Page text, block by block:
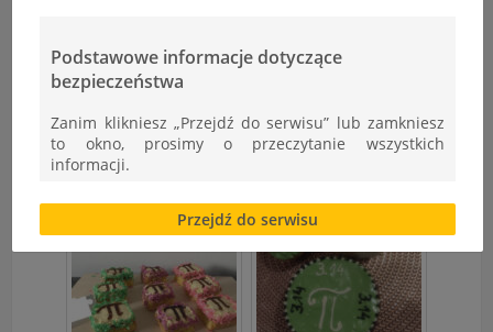
Podstawowe informacje dotyczące
bezpieczeństwa
Zanim klikniesz „Przejdź do serwisu” lub zamkniesz
to okno, prosimy o przeczytanie wszystkich
informacji.
Brak zgody bądź ograniczenie funkcjonalności plików
cookies lub local storage, może utrudnić lub
uniemożliwić korzystanie z Serwisu.
Informacje dotyczące polityki prywatności oraz
przetwarzania danych osobowych dostępne są cały
czas w sekcji
Przejdź do serwisu